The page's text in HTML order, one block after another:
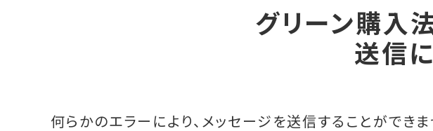
グリーン購入
送信
何らかのエラーにより、メッセージを送信することができま